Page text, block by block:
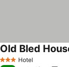
3 Počet hviezdičiek
Hotel
Old Bled